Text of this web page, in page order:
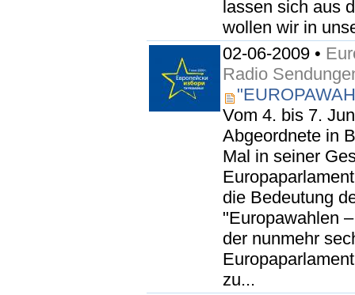
lassen sich aus
wollen wir in
02-06-2009 •
Radio
Vom 4. bis 7.
Abgeordnete in
Mal in seiner
die Bedeutung
"Europawahlen
der nunmehr
zu...